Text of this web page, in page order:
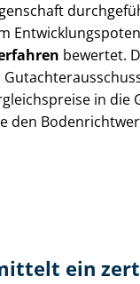
bewertet.
in die
den
ein